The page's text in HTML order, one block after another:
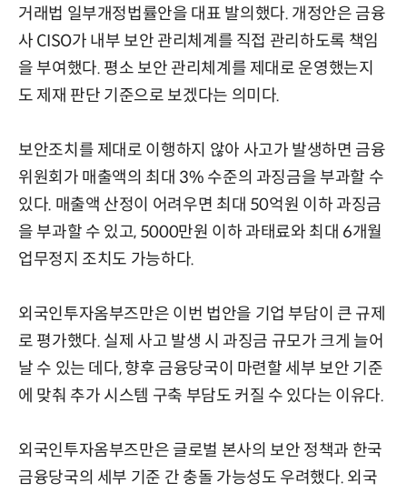
거래법 일부개정법률안을 대표 발의했다. 개정안은 금융
사 CISO가 내부 보안 관리체계를 직접 관리하도록 책임
을 부여했다. 평소 보안 관리체계를 제대로 운영했는지
도 제재 판단 기준으로 보겠다는 의미다.
보안조치를 제대로 이행하지 않아 사고가 발생하면 금융
위원회가 매출액의 최대 3% 수준의 과징금을 부과할 수
있다. 매출액 산정이 어려우면 최대 50억원 이하 과징금
을 부과할 수 있고, 5000만원 이하 과태료와 최대 6개월
업무정지 조치도 가능하다.
외국인투자옴부즈만은 이번 법안을 기업 부담이 큰 규제
로 평가했다. 실제 사고 발생 시 과징금 규모가 크게 늘어
날 수 있는 데다, 향후 금융당국이 마련할 세부 보안 기준
에 맞춰 추가 시스템 구축 부담도 커질 수 있다는 이유다.
외국인투자옴부즈만은 글로벌 본사의 보안 정책과 한국
금융당국의 세부 기준 간 충돌 가능성도 우려했다. 외국